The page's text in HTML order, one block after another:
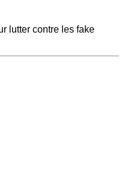
lutter contre les fake